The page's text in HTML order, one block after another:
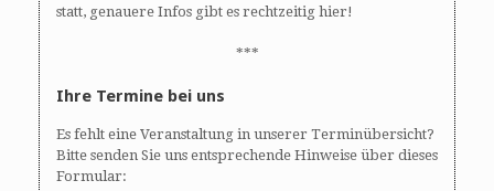
statt, genauere Infos gibt es rechtzeitig hier!
***
Ihre Termine bei uns
Es fehlt eine Veranstaltung in unserer Terminübersicht?
Bitte senden Sie uns entsprechende Hinweise über dieses
Formular: